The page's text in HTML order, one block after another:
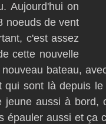
Aujourd'hui on
noeuds de vent
c'est assez
cette nouvelle
bateau,
qui sont là depuis
jeune aussi à
épauler aussi et ça